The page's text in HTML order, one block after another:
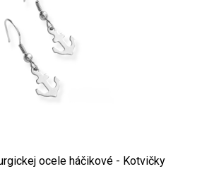
ocele háčikové - Kotvičky